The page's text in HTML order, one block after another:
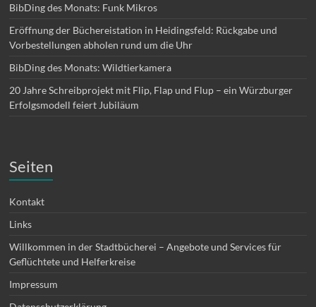
BibDing des Monats: Funk Mikros
Eröffnung der Büchereistation in Heidingsfeld: Rückgabe und
Vorbestellungen abholen rund um die Uhr
BibDing des Monats: Wildtierkamera
20 Jahre Schreibprojekt mit Flip, Flap und Flup – ein Würzburger
Erfolgsmodell feiert Jubiläum
Seiten
Kontakt
Links
Willkommen in der Stadtbücherei – Angebote und Services für
Geflüchtete und Helferkreise
Impressum